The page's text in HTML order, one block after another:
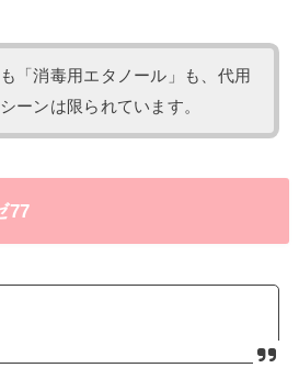
も「消毒用エタノール」も、代用
ーンは限られています。
77